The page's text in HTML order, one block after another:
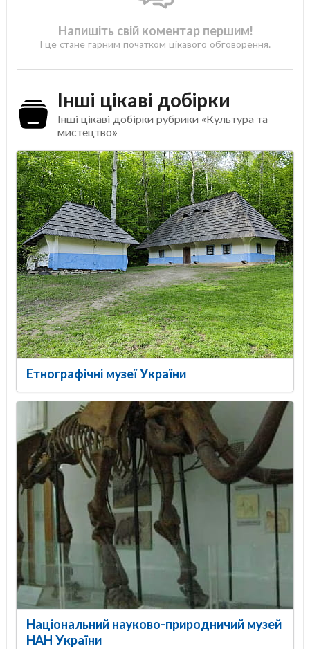
Напишіть свій коментар першим!
І це стане гарним початком цікавого обговорення.
Інші цікаві добірки
Інші цікаві добірки рубрики «Культура та
мистецтво»
Етнографічні музеї України
Національний науково-природничий музей
НАН України